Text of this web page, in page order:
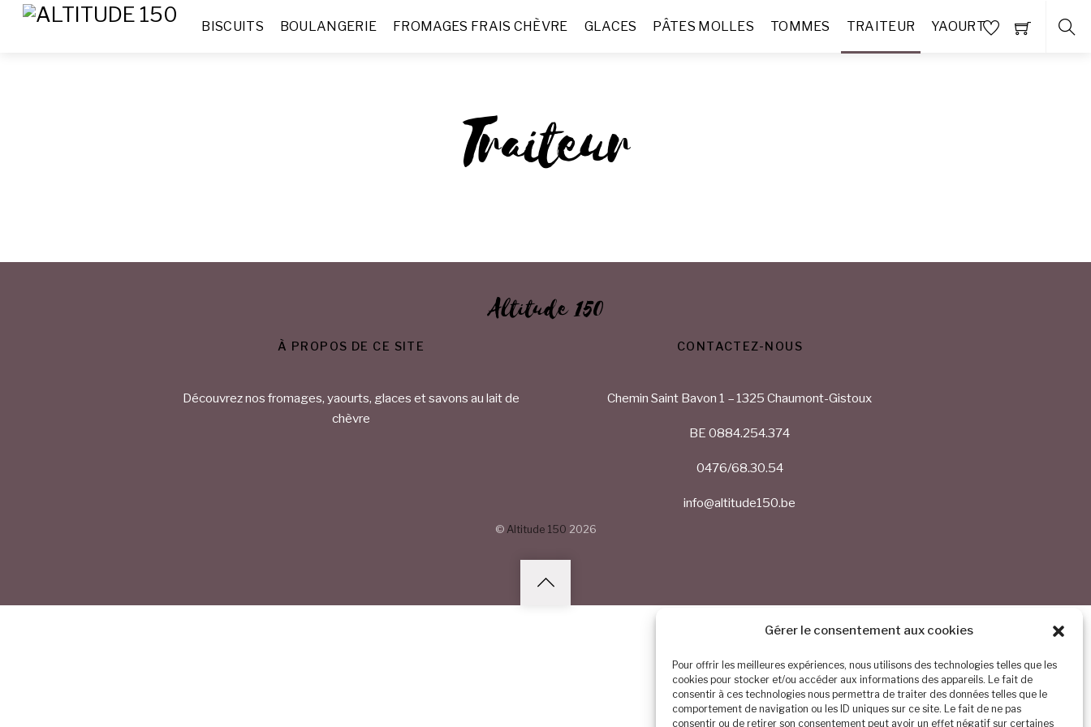
Gérer le consentement aux cookies
Pour offrir les meilleures expériences, nous utilisons des technologies telles que les
cookies pour stocker et/ou accéder aux informations des appareils. Le fait de
consentir à ces technologies nous permettra de traiter des données telles que le
comportement de navigation ou les ID uniques sur ce site. Le fait de ne pas
consentir ou de retirer son consentement peut avoir un effet négatif sur certaines
BISCUITS BOULANGERIE FROMAGES FRAIS CHÈVRE GLACES PÂTES MOLLES TOMMES TRAITEUR YAOURT
Traiteur
Altitude 150
© Altitude 150 2026
À PROPOS DE CE SITE
Découvrez nos fromages, yaourts, glaces et savons au lait de
chèvre
CONTACTEZ-NOUS
Chemin Saint Bavon 1 – 1325 Chaumont-Gistoux
BE 0884.254.374
0476/68.30.54
info@altitude150.be